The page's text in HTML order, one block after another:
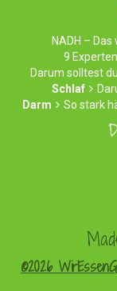
NADH –
9
Darum solltest
Schlaf
Darm
So stark
©2026